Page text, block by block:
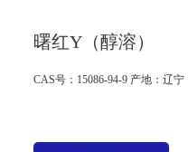
曙红Y（醇溶）
CAS号：15086-94-9 产地：辽宁